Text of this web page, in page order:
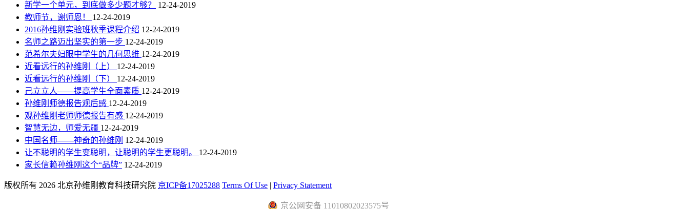
新学一个单元，到底做多少题才够？
12-24-2019
教师节，谢师恩！ 12-24-2019
2016孙维刚实验班秋季课程介绍 12-24-2019
名师之路迈出坚实的第一步 12-24-2019
范希尔夫妇眼中学生的几何思维 12-24-2019
近看远行的孙维刚（上） 12-24-2019
近看远行的孙维刚（下） 12-24-2019
己立立人——提高学生全面素质 12-24-2019
孙维刚师德报告观后感 12-24-2019
观孙维刚老师师德报告有感 12-24-2019
智慧无边，师爱无疆 12-24-2019
中国名师——神奇的孙维刚 12-24-2019
让不聪明的学生变聪明，让聪明的学生更聪明。 12-24-2019
家长信赖孙维刚这个“品牌” 12-24-2019
版权所有 2026 北京孙维刚教育科技研究院 京ICP备17025288 Terms Of Use | Privacy Statement
京公网安备 11010802023575号